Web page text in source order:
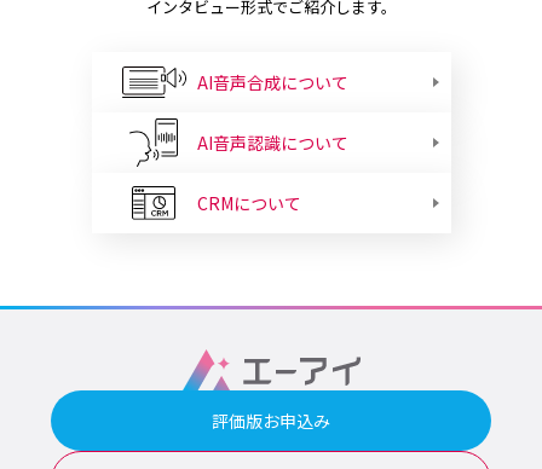
インタビュー形式でご紹介します。
AI音声合成について
AI音声認識について
CRMについて
評価版お申込み